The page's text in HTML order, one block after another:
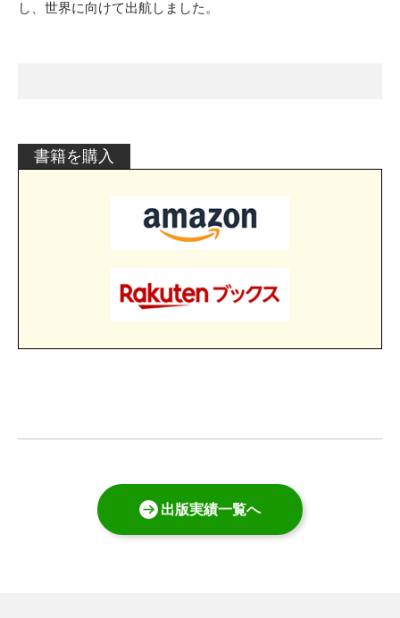
し、世界に向けて出航しました。
書籍を購入
出版実績一覧へ